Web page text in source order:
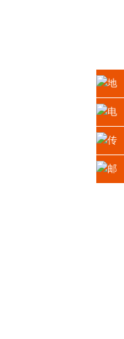
地
址：
江苏
省苏
电
话：
0512-
传
真：
邮